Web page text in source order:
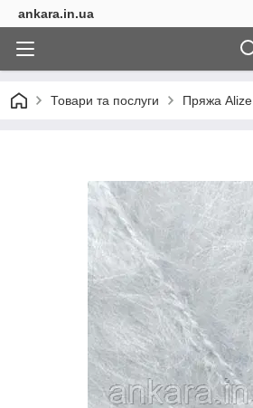
ankara.in.ua
Товари та послуги Пряжа Alize